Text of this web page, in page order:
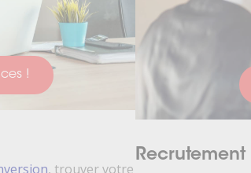
!
, trouver votre
Recrutement